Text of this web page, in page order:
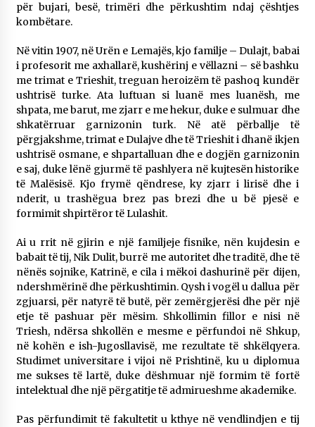
për bujari, besë, trimëri dhe përkushtim ndaj çështjes
kombëtare.
Në vitin 1907, në Urën e Lemajës, kjo familje – Dulajt, babai
i profesorit me axhallarë, kushërinj e vëllazni – së bashku
me trimat e Trieshit, treguan heroizëm të pashoq kundër
ushtrisë turke. Ata luftuan si luanë mes luanësh, me
shpata, me barut, me zjarr e me hekur, duke e sulmuar dhe
shkatërruar garnizonin turk. Në atë përballje të
përgjakshme, trimat e Dulajve dhe të Trieshit i dhanë ikjen
ushtrisë osmane, e shpartalluan dhe e dogjën garnizonin
e saj, duke lënë gjurmë të pashlyera në kujtesën historike
të Malësisë. Kjo frymë qëndrese, ky zjarr i lirisë dhe i
nderit, u trashëgua brez pas brezi dhe u bë pjesë e
formimit shpirtëror të Lulashit.
Ai u rrit në gjirin e një familjeje fisnike, nën kujdesin e
babait të tij, Nik Dulit, burrë me autoritet dhe traditë, dhe të
nënës sojnike, Katrinë, e cila i mëkoi dashurinë për dijen,
ndershmërinë dhe përkushtimin. Qysh i vogël u dallua për
zgjuarsi, për natyrë të butë, për zemërgjerësi dhe për një
etje të pashuar për mësim. Shkollimin fillor e nisi në
Triesh, ndërsa shkollën e mesme e përfundoi në Shkup,
në kohën e ish-Jugosllavisë, me rezultate të shkëlqyera.
Studimet universitare i vijoi në Prishtinë, ku u diplomua
me sukses të lartë, duke dëshmuar një formim të fortë
intelektual dhe një përgatitje të admirueshme akademike.
Pas përfundimit të fakultetit u kthye në vendlindjen e tij